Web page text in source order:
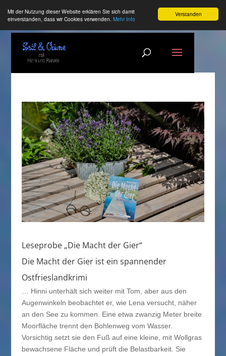
Verstanden
Mit der Nutzung dieser Website erklären Sie sich damit
einverstanden, dass wir Cookies verwenden. Mehr Info
Leseprobe „Die Macht der Gier“
Die Macht der Gier ist ein spannender
Ostfrieslandkrimi
… Hinni unterhält sich weiter mit Tom, aber aus den
Augenwinkeln beobachtet er, wie Lena versucht, näher
an den See zu kommen. Eine etwa zwanzig Meter breite
Moorfläche trennt den Bohlenweg vom Wasser.
Vorsichtig setzt sie den Fuß auf eine kleine, mit Wollgras
bewachsene Fläche und prüft die Belastbarkeit. Sie